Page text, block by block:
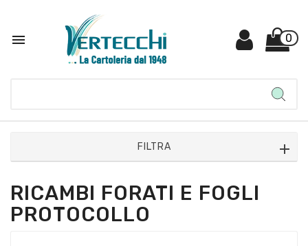
 0
FILTRA
RICAMBI FORATI E FOGLI
PROTOCOLLO